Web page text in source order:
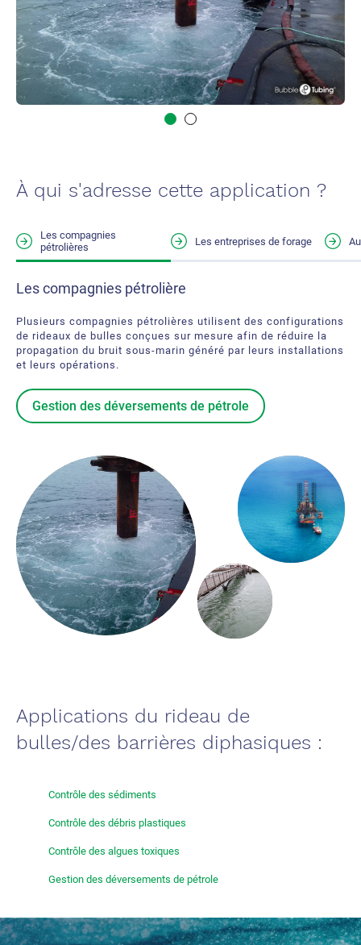
À qui s'adresse cette application ?
Les compagnies
pétrolières
Les entreprises de forage
Les compagnies pétrolière
Plusieurs compagnies pétrolières utilisent des configurations
de rideaux de bulles conçues sur mesure afin de réduire la
propagation du bruit sous‑marin généré par leurs installations
et leurs opérations.
Gestion des déversements de pétrole
Les entreprises de forage
considérablement réduit grâce à l’utilisation d’un système de
rideau de bulles spécialement conçu par notre équipe.
Tous types d'entreprises
nécessiter l’utilisation d’un rideau de bulles afin de réduire la
propagation du bruit sous‑marin et de protéger la vie marine.
Applications du rideau de
bulles/des barrières diphasiques :
Contrôle des sédiments
Contrôle des débris plastiques
Contrôle des algues toxiques
Gestion des déversements de pétrole